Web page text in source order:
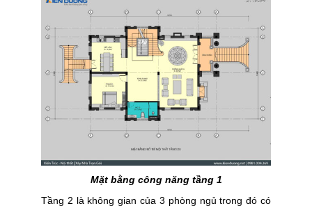
Mặt bằng công năng tầng 1
Tầng 2 là không gian của 3 phòng ngủ trong đó có